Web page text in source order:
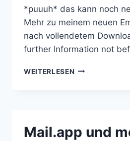
*puuuh* das kann noch
Mehr zu meinem neuen
nach vollendetem
further Information not
WEITERLESEN YOU’VE
Mail.app und